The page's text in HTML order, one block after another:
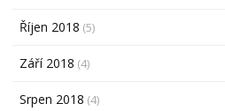
Říjen 2018 (5)
Září 2018 (4)
Srpen 2018 (4)